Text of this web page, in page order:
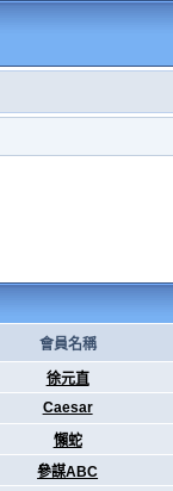
會員名稱
徐元直
Caesar
懶蛇
參謀ABC